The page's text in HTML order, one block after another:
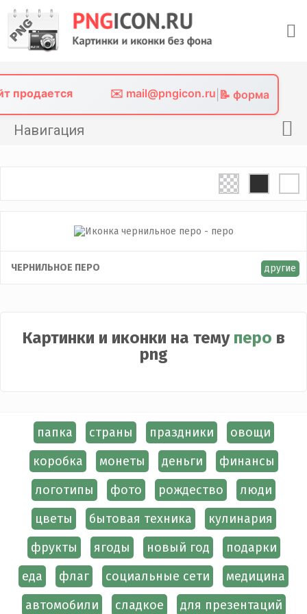
content
продается ✉️ mail@pngicon.ru 📝 форма
Навигация
Фото без фона
ЧЕРНИЛЬНОЕ ПЕРО другие
Картинки и иконки на тему перо в
png
папка страны праздники
овощи
коробка
монеты деньги
финансы
логотипы
фото рождество
люди
цветы
бытовая техника
кулинария
фрукты
ягоды новый год
подарки
еда
флаг социальные сети
медицина
автомобили
сладкое для презентаций